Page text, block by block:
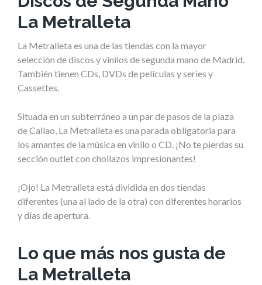
La Metralleta
La Metralleta es una de las tiendas con la mayor
selección de discos y vinilos de segunda mano de Madrid.
También tienen CDs, DVDs de películas y series y
Cassettes.
Situada en un subterráneo a un par de pasos de la plaza
de Callao, La Metralleta es una parada obligatoria para
los amantes de la música en vinilo o CD. ¡No te pierdas su
sección outlet con chollazos impresionantes!
¡Ojo! La Metralleta está dividida en dos tiendas
diferentes (una al lado de la otra) con diferentes horarios
y días de apertura.
Lo que más nos gusta de
La Metralleta